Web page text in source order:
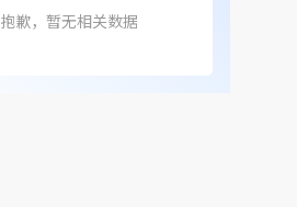
抱歉，暂无相关数据